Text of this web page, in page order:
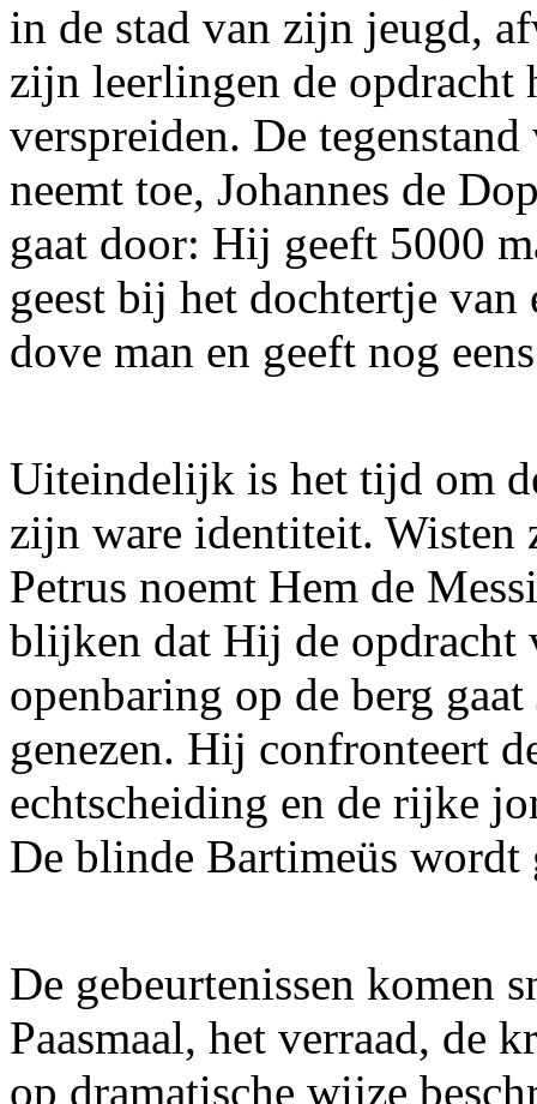
in de stad van zijn jeugd,
zijn leerlingen de opdracht
verspreiden. De
neemt toe, Johannes de
gaat door: Hij geeft 5000
geest bij het dochtertje van
dove man en geeft nog
Uiteindelijk is het tijd om
zijn ware identiteit.
Petrus noemt Hem de
blijken dat Hij de opdracht
openbaring op de berg
genezen. Hij confronteert
echtscheiding en de rijke
De blinde Bartimeüs wordt
De gebeurtenissen komen
Paasmaal, het verraad, de
op dramatische wijze